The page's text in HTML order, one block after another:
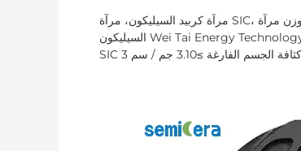
مرآة كربيد السيليكون، مرآة SIC، مرآة سيراميك كربيد السيليكون، مرآة خفيفة الوزن مرآة SiC جسم فارغ، مرآة كربيد
السيليكون Wei Tai Energy Technology، مرآة SIC، مرآة SiC، مرآة سيراميك كربيد السيليكون، مرآة خفيفة الوزن مرآة